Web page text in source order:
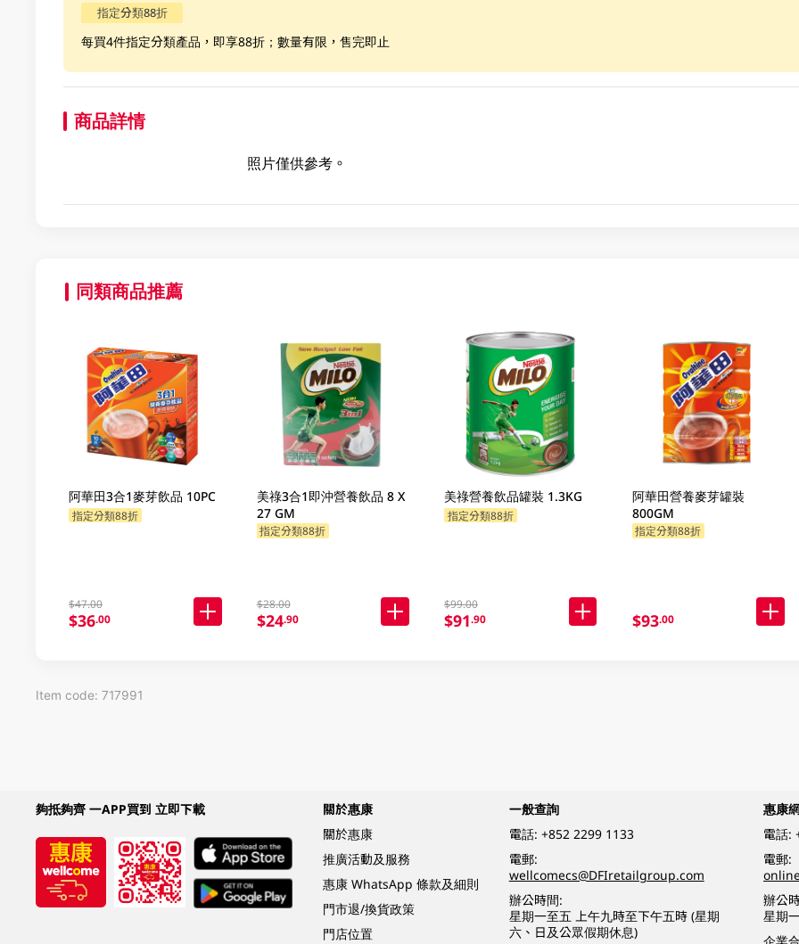
指定分類88折
每買4件指定分類產品，即享88折；數量有限，售完即止
商品詳情
照片僅供參考。
同類商品推薦
阿華田3合1麥芽飲品 10PC
指定分類88折
$47.00
$36.00
美祿3合1即沖營養飲品 8 X
27 GM
指定分類88折
$28.00
$24.90
美祿營養飲品罐裝 1.3KG
指定分類88折
$99.00
$91.90
阿華田營養麥芽罐裝
800GM
指定分類88折
$93.00
Item code: 717991
夠抵夠齊 一APP買到 立即下載
關於惠康
關於惠康
推廣活動及服務
惠康 WhatsApp 條款及細則
門市退/換貨政策
門店位置
一般查詢
電話: +852 2299 1133
電郵:
wellcomecs@DFIretailgroup.com
辦公時間:
星期一至五 上午九時至下午五時 (星期
六、日及公眾假期休息)
惠康
電話:
電郵:
辦公
星期